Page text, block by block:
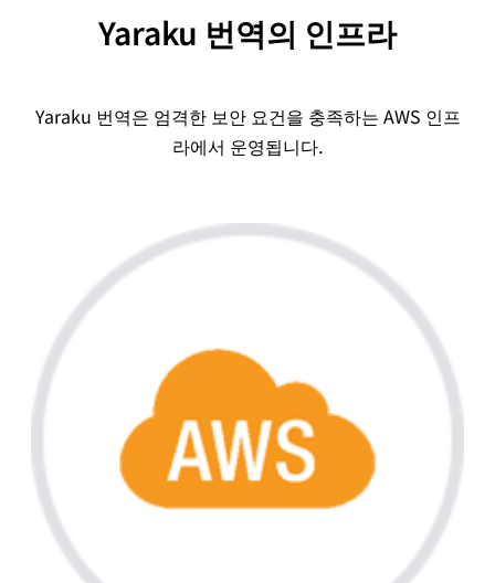
Yaraku 번역의 인프라
Yaraku 번역은 엄격한 보안 요건을 충족하는 AWS 인프
라에서 운영됩니다.